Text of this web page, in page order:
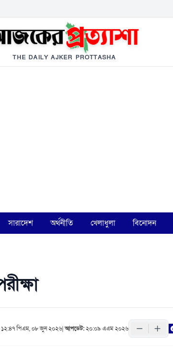
THE DAILY AJKER PROTTASHA
সারাদেশ অর্থনীতি খেলাধুলা বিনোদন
১২:৪৭ পিএম, ০৮ জুন ২০২৬|আপডেট:২০:০৯ এএম ২০২৬